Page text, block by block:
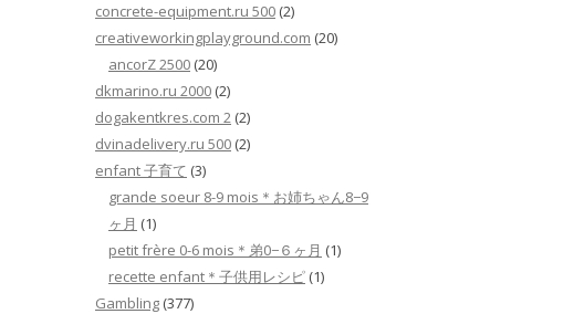
concrete-equipment.ru 500 (2)
creativeworkingplayground.com (20)
ancorZ 2500 (20)
dkmarino.ru 2000 (2)
dogakentkres.com 2 (2)
dvinadelivery.ru 500 (2)
enfant 子育て (3)
grande soeur 8-9 mois＊お姉ちゃん8−9
ヶ月 (1)
petit frère 0-6 mois＊弟0−６ヶ月 (1)
recette enfant＊子供用レシピ (1)
Gambling (377)